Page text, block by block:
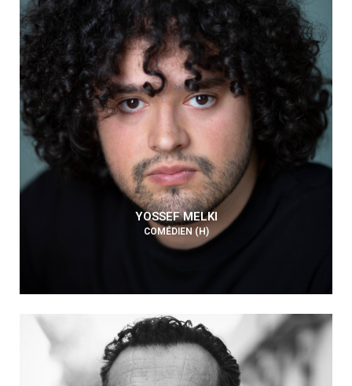
YOSSEF MELKI
COMÉDIEN (H)